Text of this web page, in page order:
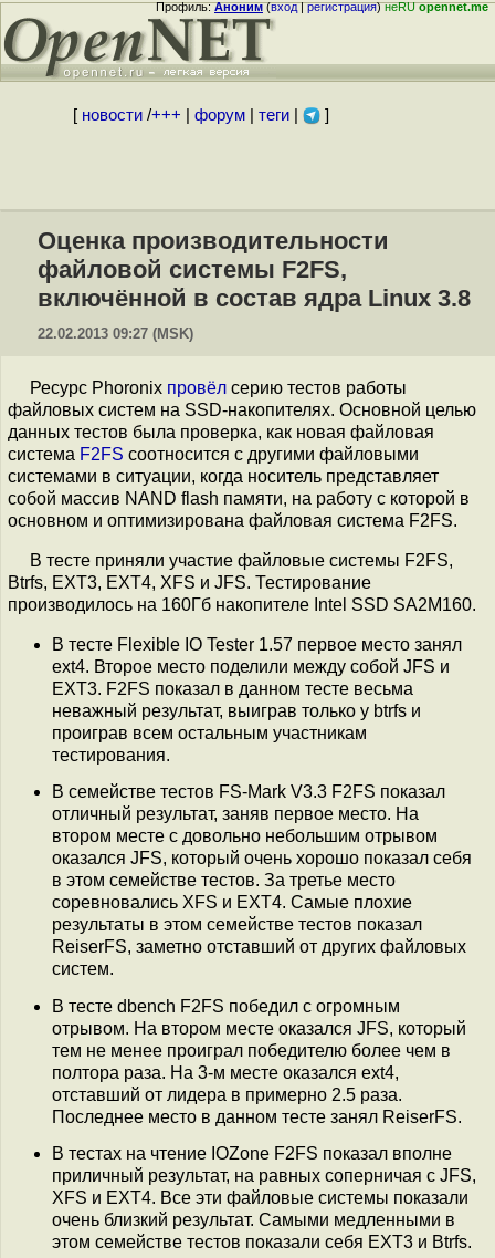
Профиль:Аноним(вход|регистрация)неRUopennet.me
[ новости/+++ форум| теги| ]
Оценка производительности
файловой системы F2FS,
включённой в состав ядра Linux 3.8
22.02.2013 09:27 (MSK)
Ресурс Phoronix провёл серию тестов работы
файловых систем на SSD-накопителях. Основной целью
данных тестов была проверка, как новая файловая
система F2FS соотносится с другими файловыми
системами в ситуации, когда носитель представляет
собой массив NAND flash памяти, на работу с которой в
основном и оптимизирована файловая система F2FS.
В тесте приняли участие файловые системы F2FS,
Btrfs, EXT3, EXT4, XFS и JFS. Тестирование
производилось на 160Гб накопителе Intel SSD SA2M160.
В тесте Flexible IO Tester 1.57 первое место занял
ext4. Второе место поделили между собой JFS и
EXT3. F2FS показал в данном тесте весьма
неважный результат, выиграв только у btrfs и
проиграв всем остальным участникам
тестирования.
В семействе тестов FS-Mark V3.3 F2FS показал
отличный результат, заняв первое место. На
втором месте с довольно небольшим отрывом
оказался JFS, который очень хорошо показал себя
в этом семействе тестов. За третье место
соревновались XFS и EXT4. Самые плохие
результаты в этом семействе тестов показал
ReiserFS, заметно отставший от других файловых
систем.
В тесте dbench F2FS победил с огромным
отрывом. На втором месте оказался JFS, который
тем не менее проиграл победителю более чем в
полтора раза. На 3-м месте оказался ext4,
отставший от лидера в примерно 2.5 раза.
Последнее место в данном тесте занял ReiserFS.
В тестах на чтение IOZone F2FS показал вполне
приличный результат, на равных соперничая с JFS,
XFS и EXT4. Все эти файловые системы показали
очень близкий результат. Самыми медленными в
этом семействе тестов показали себя EXT3 и Btrfs.